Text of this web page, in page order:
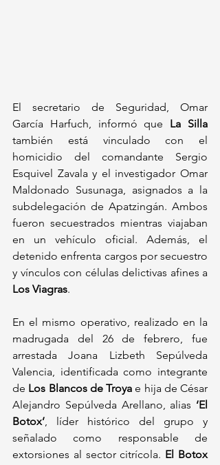
El secretario de Seguridad, Omar
García Harfuch, informó que La Silla
también está vinculado con el
homicidio del comandante Sergio
Esquivel Zavala y el investigador Omar
Maldonado Susunaga, asignados a la
subdelegación de Apatzingán. Ambos
fueron secuestrados mientras viajaban
en un vehículo oficial. Además, el
detenido enfrenta cargos por secuestro
Los Viagras.
En el mismo operativo, realizado en la
madrugada del 26 de febrero, fue
arrestada Joana Lizbeth Sepúlveda
Valencia, identificada como integrante
de Los Blancos de Troya e hija de César
Alejandro Sepúlveda Arellano, alias ‘El
Botox’ , líder histórico del grupo y
señalado como responsable de
extorsiones al sector citrícola. El Botox